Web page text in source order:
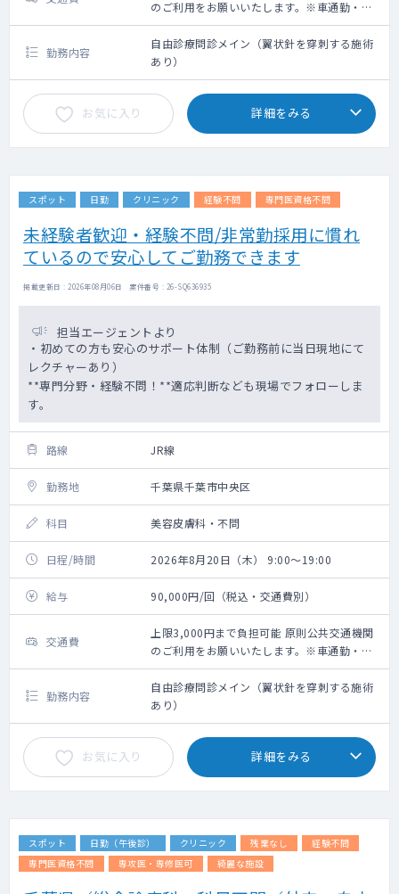
のご利用をお願いいたします。※車通勤・タ
クシー利用要相談
勤務内容
自由診療問診メイン（翼状針を穿刺する施術
あり）
お気に入り 詳細をみる
スポット 日勤 クリニック 経験不問 専門医資格不問
未経験者歓迎・経験不問/非常勤採用に慣れ
ているので安心してご勤務できます
掲載更新日 : 2026年08月06日 案件番号 : 26-SQ636935
担当エージェントより
・初めての方も安心のサポート体制（ご勤務前に当日現地にて
レクチャーあり）
**専門分野・経験不問！**適応判断なども現場でフォローしま
す。
路線 JR線
勤務地 千葉県千葉市中央区
科目 美容皮膚科・不問
日程/時間 2026年8月20日（木） 9:00～19:00
給与 90,000円/回（税込・交通費別）
交通費
上限3,000円まで負担可能 原則公共交通機関
のご利用をお願いいたします。※車通勤・タ
クシー利用要相談
勤務内容
自由診療問診メイン（翼状針を穿刺する施術
あり）
お気に入り 詳細をみる
スポット 日勤（午後診） クリニック 残業なし
経験不問
専門医資格不問
専攻医・専修医可 綺麗な施設